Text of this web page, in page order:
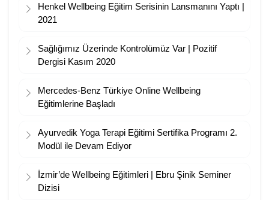
Henkel Wellbeing Eğitim Serisinin Lansmanını Yaptı |
2021
Sağlığımız Üzerinde Kontrolümüz Var | Pozitif
Dergisi Kasım 2020
Mercedes-Benz Türkiye Online Wellbeing
Eğitimlerine Başladı
Ayurvedik Yoga Terapi Eğitimi Sertifika Programı 2.
Modül ile Devam Ediyor
İzmir’de Wellbeing Eğitimleri | Ebru Şinik Seminer
Dizisi